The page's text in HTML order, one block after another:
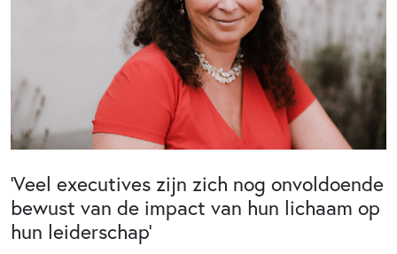
‘Veel executives zijn zich nog onvoldoende
bewust van de impact van hun lichaam op
hun leiderschap’